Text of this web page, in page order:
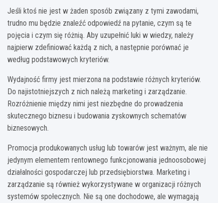
Jeśli ktoś nie jest w żaden sposób związany z tymi zawodami,
trudno mu będzie znaleźć odpowiedź na pytanie, czym są te
pojęcia i czym się różnią. Aby uzupełnić luki w wiedzy, należy
najpierw zdefiniować każdą z nich, a następnie porównać je
według podstawowych kryteriów.
Wydajność firmy jest mierzona na podstawie różnych kryteriów.
Do najistotniejszych z nich należą marketing i zarządzanie.
Rozróżnienie między nimi jest niezbędne do prowadzenia
skutecznego biznesu i budowania zyskownych schematów
biznesowych.
Promocja produkowanych usług lub towarów jest ważnym, ale nie
jedynym elementem rentownego funkcjonowania jednoosobowej
działalności gospodarczej lub przedsiębiorstwa. Marketing i
zarządzanie są również wykorzystywane w organizacji różnych
systemów społecznych. Nie są one dochodowe, ale wymagają